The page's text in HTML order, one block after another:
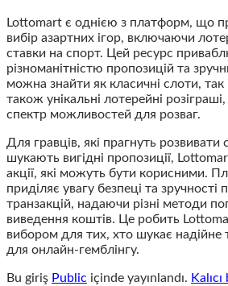
Lottomart є однією з платформ, що
вибір азартних ігор, включаючи
ставки на спорт. Цей ресурс
різноманітністю пропозицій та
можна знайти як класичні слоти, так і
також унікальні лотерейні
спектр можливостей для розваг.
Для гравців, які прагнуть розвивати
шукають вигідні пропозиції,
акції, які можуть бути корисними.
приділяє увагу безпеці та зручності
транзакцій, надаючи різні методи
виведення коштів. Це робить
вибором для тих, хто шукає надійне
для онлайн-гемблінгу.
Bu giriş Public içinde yayınlandı. Kalıcı